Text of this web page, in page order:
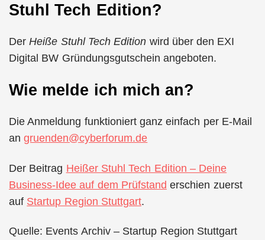
Stuhl Tech Edition?
DerHeiße Stuhl Tech Edition wird über den EXI
Digital BW Gründungsgutschein angeboten.
Wie melde ich mich an?
Die Anmeldung funktioniert ganz einfach per E-Mail
angruenden@cyberforum.de
Der Beitrag Heißer Stuhl Tech Edition – Deine
Business-Idee auf dem Prüfstand erschien zuerst
auf Startup Region Stuttgart.
Quelle: Events Archiv – Startup Region Stuttgart